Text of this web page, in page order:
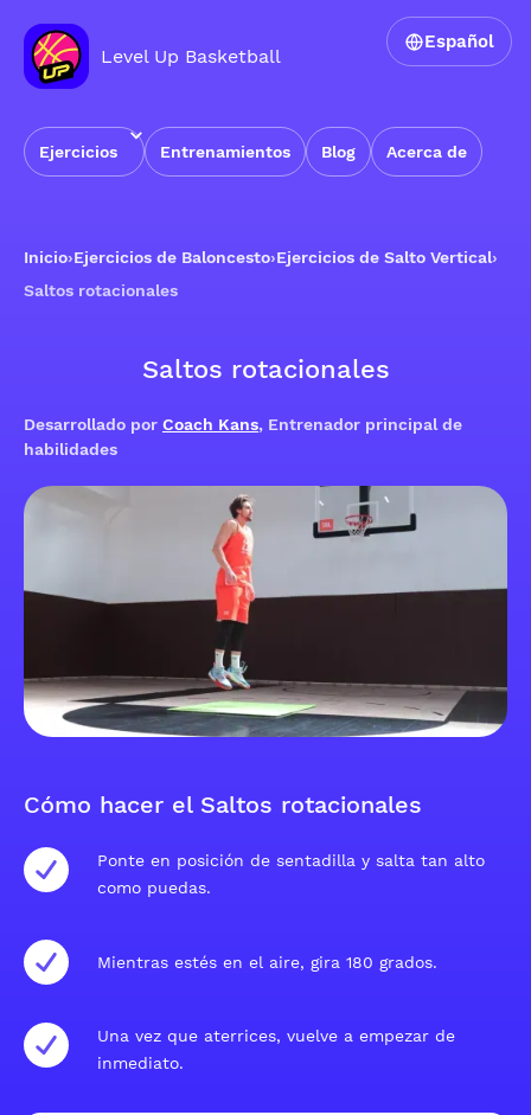
Level Up Basketball
Ejercicios Entrenamientos Blog Acerca de
Español
Inicio›Ejercicios de Baloncesto›Ejercicios de Salto Vertical›
Saltos rotacionales
Saltos rotacionales
Desarrollado por Coach Kans, Entrenador principal de
habilidades
Cómo hacer el Saltos rotacionales
Ponte en posición de sentadilla y salta tan alto
como puedas.
Mientras estés en el aire, gira 180 grados.
Una vez que aterrices, vuelve a empezar de
inmediato.